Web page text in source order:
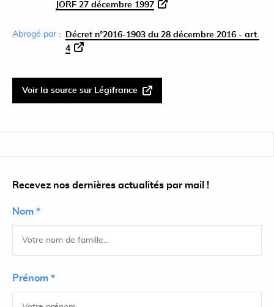
JORF 27 décembre 1997
Abrogé par :
Décret n°2016-1903 du 28 décembre 2016 - art.
4
Voir la source sur Légifrance
Recevez nos dernières actualités par mail !
Nom *
Prénom *